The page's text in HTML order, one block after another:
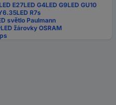
LED E27LED G4LED G9LED GU10
LED R7s
světlo Paulmann
LED žárovky OSRAM